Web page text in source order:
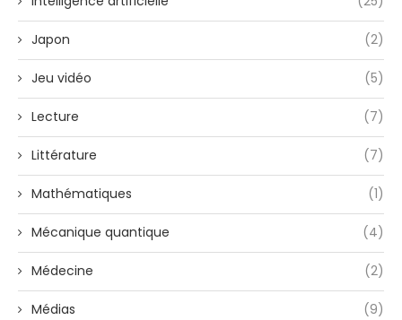
Japon (2)
Jeu vidéo (5)
Lecture (7)
Littérature (7)
Mathématiques (1)
Mécanique quantique (4)
Médecine (2)
Médias (9)